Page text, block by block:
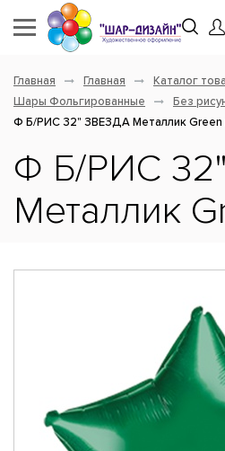
Главная Главная
Каталог
Шары Фольгированные
Без
Ф Б/РИС 32" ЗВЕЗДА Металлик Green
Ф Б/РИС
Металлик